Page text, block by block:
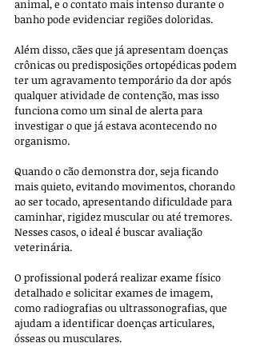
animal, e o contato mais intenso durante o
banho pode evidenciar regiões doloridas.
Além disso, cães que já apresentam doenças
crônicas ou predisposições ortopédicas podem
ter um agravamento temporário da dor após
qualquer atividade de contenção, mas isso
funciona como um sinal de alerta para
investigar o que já estava acontecendo no
organismo.
Quando o cão demonstra dor, seja ficando
mais quieto, evitando movimentos, chorando
ao ser tocado, apresentando dificuldade para
caminhar, rigidez muscular ou até tremores.
Nesses casos, o ideal é buscar avaliação
veterinária.
O profissional poderá realizar exame físico
detalhado e solicitar exames de imagem,
como radiografias ou ultrassonografias, que
ajudam a identificar doenças articulares,
ósseas ou musculares.